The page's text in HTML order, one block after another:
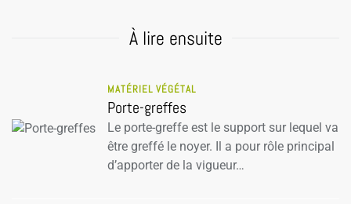
À lire ensuite
MATÉRIEL VÉGÉTAL
Porte-greffes
Le porte-greffe est le support sur lequel va
être greffé le noyer. Il a pour rôle principal
d’apporter de la vigueur…